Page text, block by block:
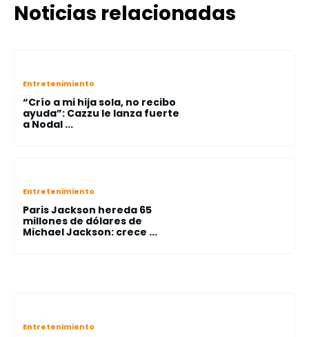
Noticias relacionadas
Entretenimiento
“Crío a mi hija sola, no recibo
ayuda”: Cazzu le lanza fuerte
a Nodal ...
Entretenimiento
Paris Jackson hereda 65
millones de dólares de
Michael Jackson: crece ...
Entretenimiento